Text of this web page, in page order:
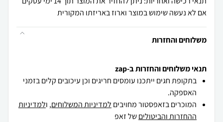
אם לא נעשה שימוש במוצר וארוז באריזתו המקורית
משלוחים והחזרות
תנאי משלוחים והחזרות ב-zap
בתקופת חגים ייתכנו עומסים חריגים וכן עיכובים קלים בזמני
האספקה.
המוכרים בזאפסטור מחויבים למדיניות המשלוחים, ולמדיניות
ההחזרות והביטוליםשל זאפ